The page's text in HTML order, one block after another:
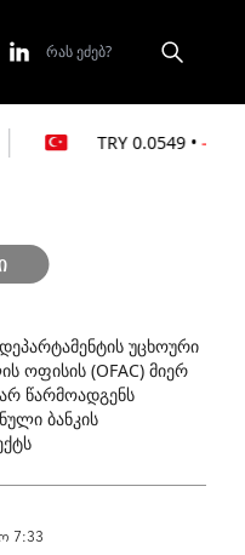
0.0549 • -0.364%
უცხოური
ოფისის (OFAC) მიერ
წარმოადგენს
ბანკის
7:33